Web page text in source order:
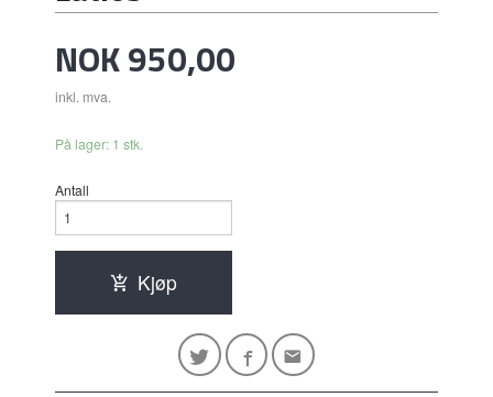
Pris
NOK950,00
inkl. mva.
På lager: 1 stk.
Antall
Kjøp